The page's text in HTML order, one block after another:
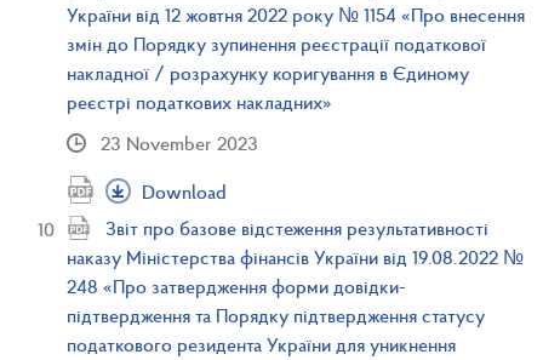
України від 12 жовтня 2022 року № 1154 «Про внесення
змін до Порядку зупинення реєстрації податкової
накладної / розрахунку коригування в Єдиному
реєстрі податкових накладних»
23 November 2023
Download
Звіт про базове відстеження результативності
наказу Міністерства фінансів України від 19.08.2022 №
248 «Про затвердження форми довідки-
підтвердження та Порядку підтвердження статусу
податкового резидента України для уникнення